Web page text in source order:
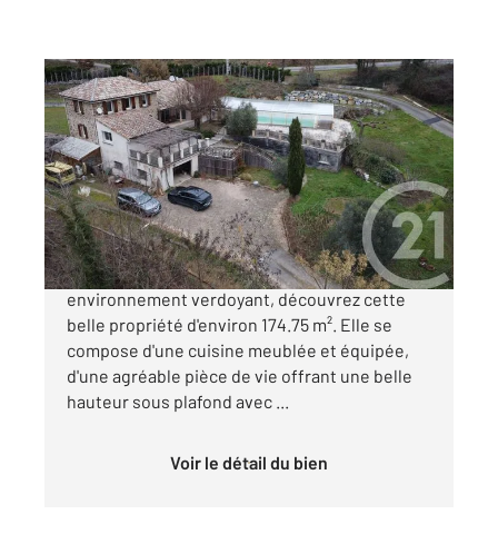
ANNONAY 07
174,75 m2, 5 pièces
Ref : 4820
Maison à vendre
370 000 €
ANNONAY Secteur calme. Au cœur d'un
environnement verdoyant, découvrez cette
belle propriété d'environ 174.75 m². Elle se
compose d'une cuisine meublée et équipée,
d'une agréable pièce de vie offrant une belle
hauteur sous plafond avec ...
Voir le détail du bien